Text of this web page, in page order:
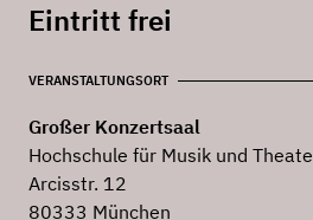
Eintritt frei
VERANSTALTUNGSORT
Großer Konzertsaal
Hochschule für Musik und
Arcisstr. 12
80333 München